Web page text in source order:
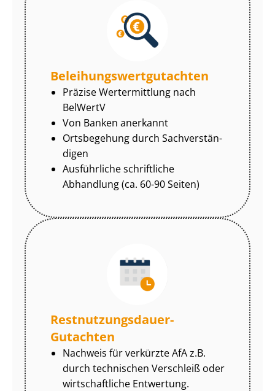
Be­lei­hungs­wert­gut­ach­ten
Präzise Wertermittlung nach
BelWertV
Von Banken anerkannt
Ortsbegehung durch Sach­ver­stän­
di­gen
Ausführliche schriftliche
Abhandlung (ca. 60-90 Seiten)
Rest­nut­zungs­dau­er-
Gutachten
Nachweis für verkürzte AfA z.B.
durch technischen Verschleiß oder
wirtschaftliche Entwertung.